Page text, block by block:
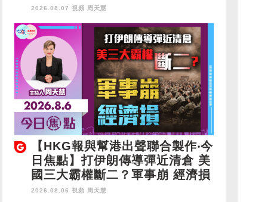
2026.08.07 視頻 周天慧
【HKG報與幫港出聲聯合製作‧今
日焦點】打伊朗傳導彈近清倉 美
國三大霸權斷二？軍事崩 經濟損
2026.08.06 視頻 周天慧